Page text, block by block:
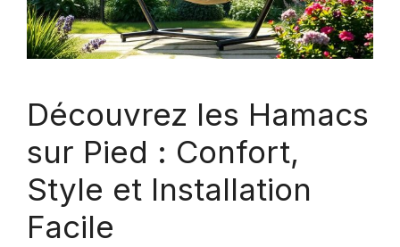
Découvrez les Hamacs
sur Pied : Confort,
Style et Installation
Facile